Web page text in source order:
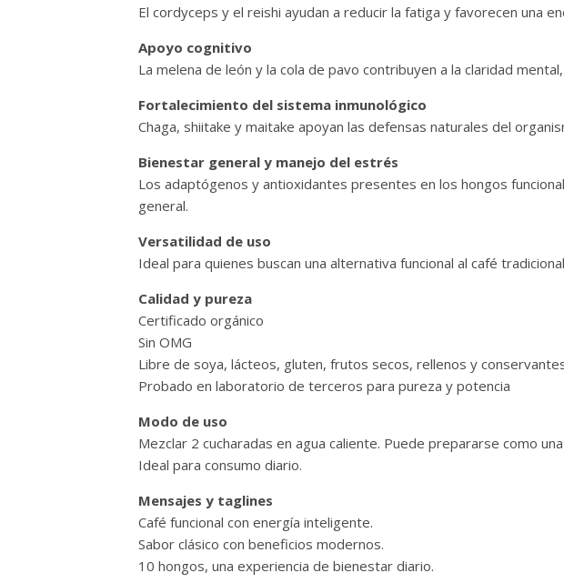
El cordyceps y el reishi ayudan a reducir la fatiga y favorecen una
Apoyo cognitivo
La melena de león y la cola de pavo contribuyen a la claridad
Fortalecimiento del sistema inmunológico
Chaga, shiitake y maitake apoyan las defensas naturales del
Bienestar general y manejo del estrés
Los adaptógenos y antioxidantes presentes en los hongos
general.
Versatilidad de uso
Ideal para quienes buscan una alternativa funcional al café
Calidad y pureza
Certificado orgánico
Sin OMG
Libre de soya, lácteos, gluten, frutos secos, rellenos y
Probado en laboratorio de terceros para pureza y potencia
Modo de uso
Mezclar 2 cucharadas en agua caliente. Puede prepararse como
Ideal para consumo diario.
Mensajes y taglines
Café funcional con energía inteligente.
Sabor clásico con beneficios modernos.
10 hongos, una experiencia de bienestar diario.